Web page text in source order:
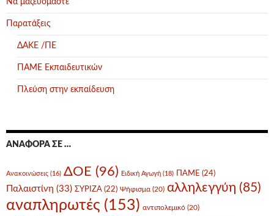
Να μαζευόμαστε
Παρατάξεις
ΔΑΚΕ /ΠΕ
ΠΑΜΕ Εκπαιδευτικών
Πλεύση στην εκπαίδευση
ΑΝΑΦΟΡΆ ΣΕ …
Ανακοινώσεις (16) ΔΟΕ (96) Ειδική Αγωγή (18) ΠΑΜΕ (24)
Παλαιστίνη (33) ΣΥΡΙΖΑ (22) Ψήφισμα (20) αλληλεγγύη (85)
αναπληρωτές (153) αντιπολεμικό (20)